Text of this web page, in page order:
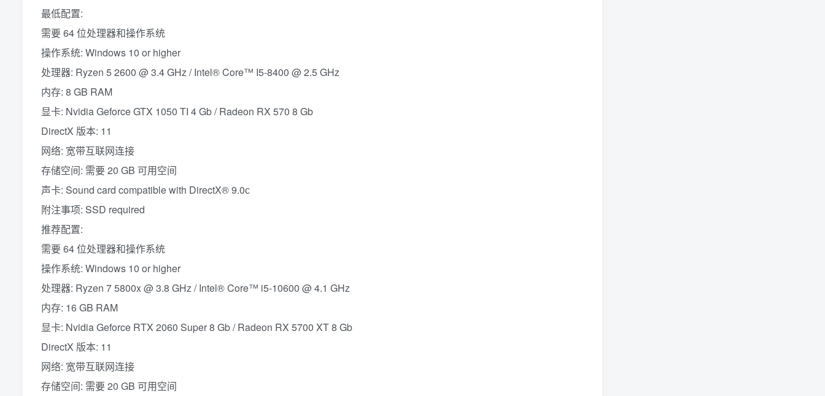
最低配置:
需要 64 位处理器和操作系统
操作系统: Windows 10 or higher
处理器: Ryzen 5 2600 @ 3.4 GHz / Intel® Core™ I5-8400 @ 2.5 GHz
内存: 8 GB RAM
显卡: Nvidia Geforce GTX 1050 TI 4 Gb / Radeon RX 570 8 Gb
DirectX 版本: 11
网络: 宽带互联网连接
存储空间: 需要 20 GB 可用空间
声卡: Sound card compatible with DirectX® 9.0с
附注事项: SSD required
推荐配置:
需要 64 位处理器和操作系统
操作系统: Windows 10 or higher
处理器: Ryzen 7 5800x @ 3.8 GHz / Intel® Core™ i5-10600 @ 4.1 GHz
内存: 16 GB RAM
显卡: Nvidia Geforce RTX 2060 Super 8 Gb / Radeon RX 5700 XT 8 Gb
DirectX 版本: 11
网络: 宽带互联网连接
存储空间: 需要 20 GB 可用空间